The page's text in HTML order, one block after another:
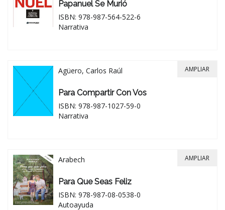
Papanuel Se Murió
ISBN: 978-987-564-522-6
Narrativa
Agüero, Carlos Raúl
Para Compartir Con Vos
ISBN: 978-987-1027-59-0
Narrativa
AMPLIAR
Arabech
Para Que Seas Feliz
ISBN: 978-987-08-0538-0
Autoayuda
AMPLIAR